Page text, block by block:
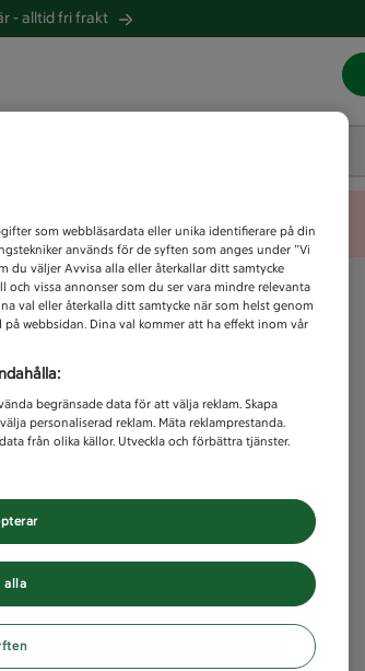
-alltid fri frakt
Unknown error
som webbläsardata eller unika identifierare på din
används för de syften som anges under ”Vi
du väljer Avvisa alla eller återkallar ditt samtycke
och vissa annonser som du ser vara mindre relevanta
val eller återkalla ditt samtycke när som helst genom
webbsidan. Dina val kommer att ha effekt inom vår
begränsade data för att välja reklam. Skapa
personaliserad reklam. Mäta reklamprestanda.
från olika källor. Utveckla och förbättra tjänster.
alla